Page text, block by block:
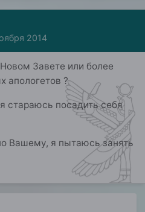
2014
Завете или более
апологетов ?
стараюсь посадить себя
Вашему, я пытаюсь занять